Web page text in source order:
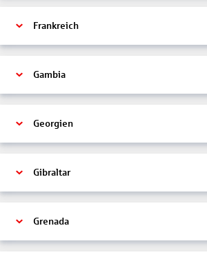
Frankreich
Gambia
Georgien
Gibraltar
Grenada